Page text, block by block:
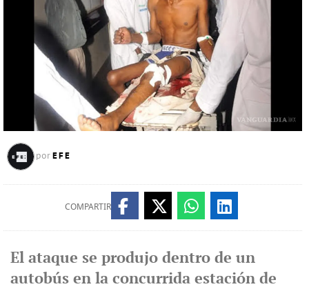
por EFE
COMPARTIR
El ataque se produjo dentro de un
autobús en la concurrida estación de